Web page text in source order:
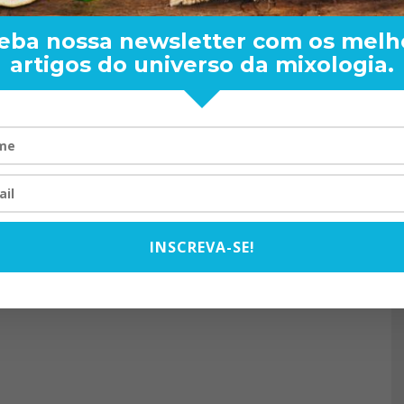
RAND BARTENDER: DE
VISTA PARA O MUNDO
nossa newsletter com os
artigos do universo da mixologia.
INSCREVA-SE!